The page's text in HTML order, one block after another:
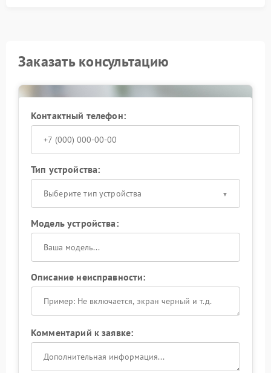
Заказать консультацию
Контактный телефон:
Тип устройства:
Выберите тип устройства
Модель устройства:
Описание неисправности:
Комментарий к заявке: